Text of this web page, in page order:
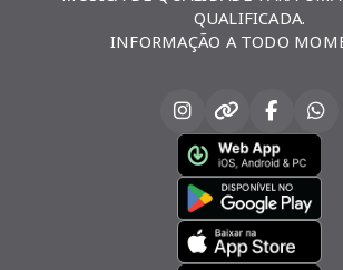
QUALIFICADA.
INFORMAÇÃO A TODO